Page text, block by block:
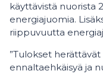
käyttävistä nuorista
energiajuomia.
riippuvuutta
”Tulokset
ennaltaehkäisyä ja